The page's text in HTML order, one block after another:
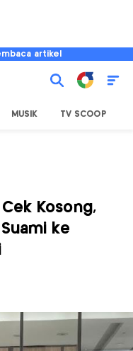
artikel
MUSIK TV SCOOP
Kosong,
ke